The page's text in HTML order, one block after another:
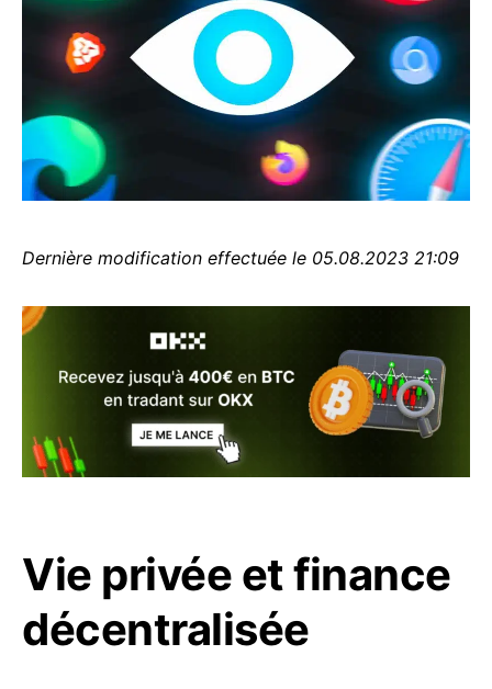
Dernière modification effectuée le 05.08.2023 21:09
Vie privée et finance
décentralisée